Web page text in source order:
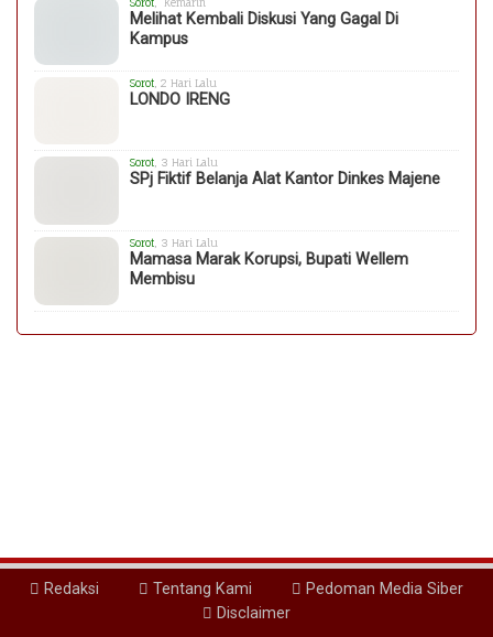
Sorot , Kemarin
Melihat Kembali Diskusi Yang Gagal Di
Kampus
Sorot , 2 Hari Lalu
LONDO IRENG
Sorot, 3 Hari Lalu
SPj Fiktif Belanja Alat Kantor Dinkes Majene
Sorot , 3 Hari Lalu
Mamasa Marak Korupsi, Bupati Wellem
Membisu
Redaksi Tentang Kami
Pedoman Media Siber
Disclaimer